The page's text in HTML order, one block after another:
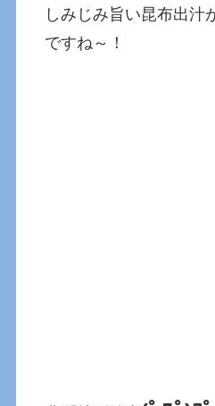
しみじみ旨い昆布出汁
ですね～！